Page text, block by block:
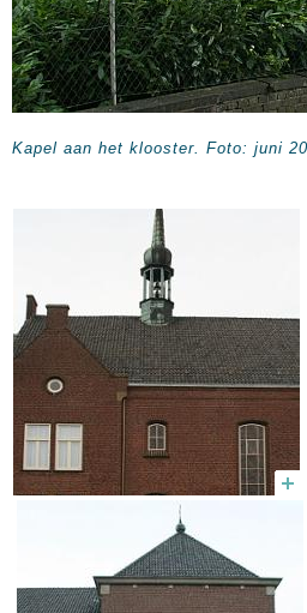
Kapel aan het klooster. Foto: juni